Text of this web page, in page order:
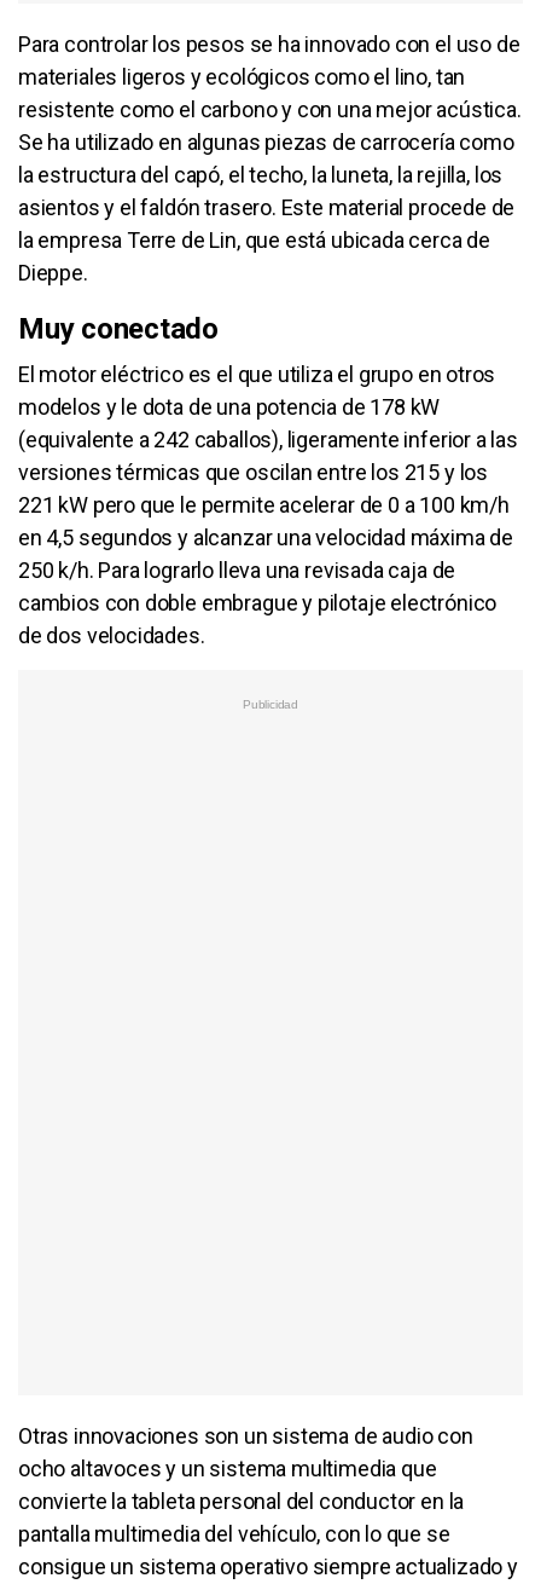
Para controlar los pesos se ha innovado con el uso de
materiales ligeros y ecológicos como el lino, tan
resistente como el carbono y con una mejor acústica.
Se ha utilizado en algunas piezas de carrocería como
la estructura del capó, el techo, la luneta, la rejilla, los
asientos y el faldón trasero. Este material procede de
la empresa Terre de Lin, que está ubicada cerca de
Dieppe.
Muy conectado
El motor eléctrico es el que utiliza el grupo en otros
modelos y le dota de una potencia de 178 kW
(equivalente a 242 caballos), ligeramente inferior a las
versiones térmicas que oscilan entre los 215 y los
221 kW pero que le permite acelerar de 0 a 100 km/h
en 4,5 segundos y alcanzar una velocidad máxima de
250 k/h. Para lograrlo lleva una revisada caja de
cambios con doble embrague y pilotaje electrónico
de dos velocidades.
Otras innovaciones son un sistema de audio con
ocho altavoces y un sistema multimedia que
convierte la tableta personal del conductor en la
pantalla multimedia del vehículo, con lo que se
consigue un sistema operativo siempre actualizado y